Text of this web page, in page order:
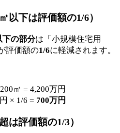
以下は評価額の1/6）
下の部分は「小規模住宅用
評価額の1/6に軽減されます。
㎡ = 4,200万円
× 1/6 = 700万円
は評価額の1/3）